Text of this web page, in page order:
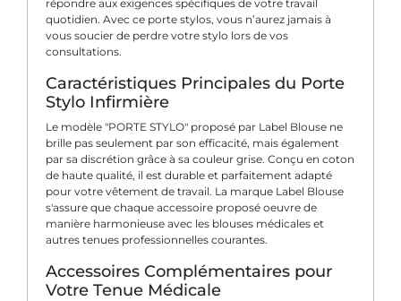
répondre aux exigences spécifiques de votre travail
quotidien. Avec ce porte stylos, vous n’aurez jamais à
vous soucier de perdre votre stylo lors de vos
consultations.
Caractéristiques Principales du Porte
Stylo Infirmière
Le modèle "PORTE STYLO" proposé par Label Blouse ne
brille pas seulement par son efficacité, mais également
par sa discrétion grâce à sa couleur grise. Conçu en coton
de haute qualité, il est durable et parfaitement adapté
pour votre vêtement de travail. La marque Label Blouse
s'assure que chaque accessoire proposé oeuvre de
manière harmonieuse avec les blouses médicales et
autres tenues professionnelles courantes.
Accessoires Complémentaires pour
Votre Tenue Médicale